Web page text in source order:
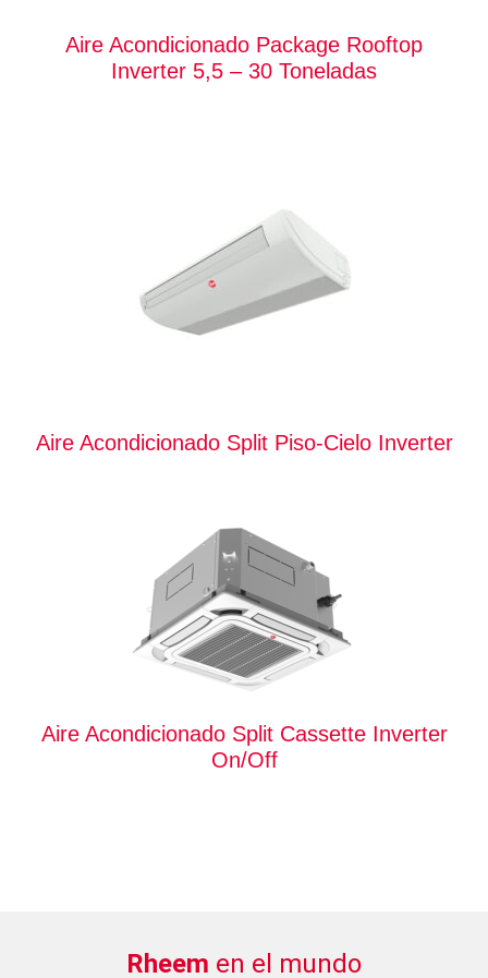
Aire Acondicionado Package Rooftop
Inverter 5,5 – 30 Toneladas
Aire Acondicionado Split Piso-Cielo Inverter
Aire Acondicionado Split Cassette Inverter
On/Off
Rheem en el mundo